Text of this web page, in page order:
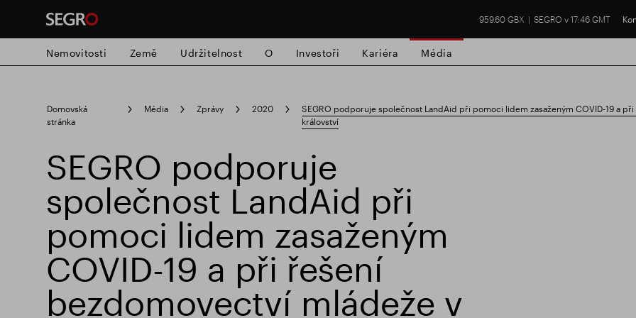
959.60 GBX SEGRO v 17:46 GMT
Submit
search
for
Zodpovědné SEGRO Slough obchodní nemovitost
Nemovitosti Země Udržitelnost O Investoři Kariéra Média
Domovská
stránka
Média Zprávy 2020
SEGRO podporuje společnost LandAid při pomoci lidem zasaženým COVID-19 a
království
SEGRO podporuje
společnost LandAid při
pomoci lidem zasaženým
COVID-19 a při řešení
bezdomovectví mládeže v